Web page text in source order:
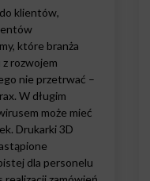
klientów,
które branża
rozwojem
nie przetrwać –
W długim
może mieć
Drukarki 3D
dla personelu